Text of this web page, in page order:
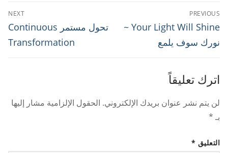
تصفّح
المقالات
PREVIOUS
Previous
post:
Your Light Will Shine ~
نورك سوف يلمع
NEXT
Next
تحول مستمر Continuous
Transformation
اترك تعليقاً
لن يتم نشر عنوان بريدك الإلكتروني. الحقول الإلزامية مشار إليها
بـ*
التعليق *